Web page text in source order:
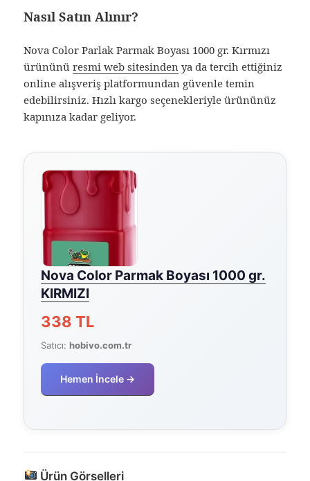
Nasıl Satın Alınır?
Nova Color Parlak Parmak Boyası 1000 gr. Kırmızı
ürününüresmi web sitesinden ya da tercih ettiğiniz
online alışveriş platformundan güvenle temin
edebilirsiniz. Hızlı kargo seçenekleriyle ürününüz
kapınıza kadar geliyor.
Nova Color Parmak Boyası 1000 gr.
KIRMIZI
338 TL
Satıcı:hobivo.com.tr
Hemen İncele →
Ürün Görselleri